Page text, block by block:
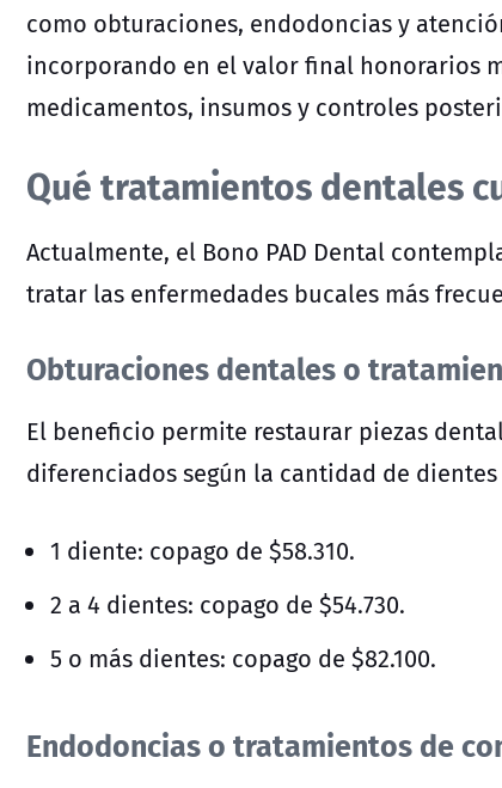
como obturaciones, endodoncias y
incorporando en el valor final honorarios
medicamentos, insumos y controles
Qué tratamientos dentales
Actualmente, el Bono PAD Dental
tratar las enfermedades bucales más
Obturaciones dentales o
El beneficio permite restaurar piezas
diferenciados según la cantidad de
1 diente: copago de $58.310.
2 a 4 dientes: copago de $54.730.
5 o más dientes: copago de $82.100.
Endodoncias o tratamientos de